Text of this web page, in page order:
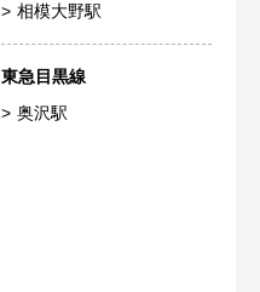
相模大野駅
東急目黒線
奥沢駅